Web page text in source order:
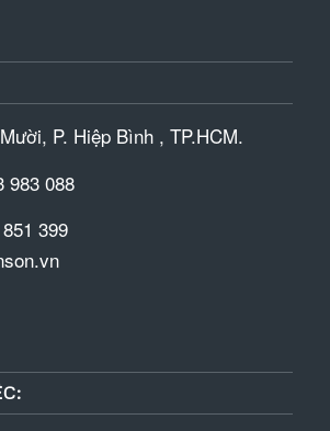
P. Hiệp Bình , TP.HCM.
983 088
399